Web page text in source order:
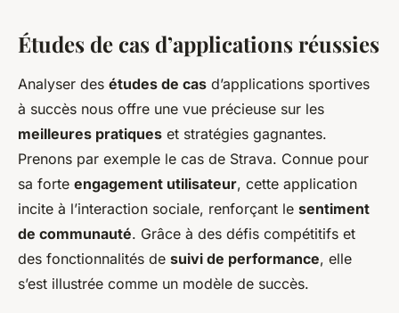
Études de cas d’applications réussies
Analyser des études de cas d’applications sportives
à succès nous offre une vue précieuse sur les
meilleures pratiques et stratégies gagnantes.
Prenons par exemple le cas de Strava. Connue pour
sa forte engagement utilisateur, cette application
incite à l’interaction sociale, renforçant le sentiment
de communauté. Grâce à des défis compétitifs et
des fonctionnalités de suivi de performance, elle
s’est illustrée comme un modèle de succès.